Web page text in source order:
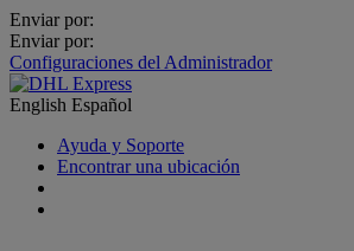
Enviar por:
Enviar por:
Configuraciones del Administrador
English Español
Ayuda y Soporte
Encontrar una ubicación